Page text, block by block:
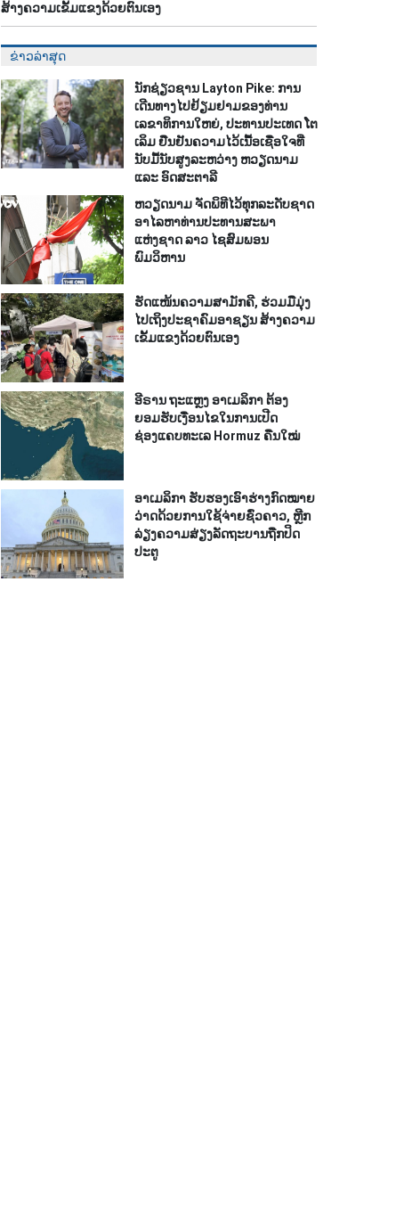
ສ້າງຄວາມເຂັ້ມແຂງດ້ວຍຕົນເອງ
ຂ່າວລ່າສຸດ
ນັກຊ່ຽວຊານ Layton Pike: ການ
ເດີນທາງໄປຢ້ຽມຢາມຂອງທ່ານ
ເລຂາທິການໃຫຍ່, ປະທານປະເທດ ໂຕ
ເລິມ ຢືນຢັນຄວາມໄວ້ເນື້ອເຊື່ອໃຈທີ່
ນັບມື້ນັບສູງລະຫວ່າງ ຫວຽດນາມ
ແລະ ອົດສະຕາລີ
ຫວຽດນາມ ຈັດພິທີໄວ້ທຸກລະດັບຊາດ
ອາໄລຫາທ່ານປະທານສະພາ
ແຫ່ງຊາດ ລາວ ໄຊສົມພອນ
ພົມວິຫານ
ຮັດແໜ້ນຄວາມສາມັກຄີ, ຮ່ວມມືມຸ່ງ
ໄປເຖິງປະຊາຄົມອາຊຽນ ສ້າງຄວາມ
ເຂັ້ມແຂງດ້ວຍຕົນເອງ
ອີຣານ ຖະແຫຼງ ອາເມລິກາ ຕ້ອງ
ຍອມຮັບເງື່ອນໄຂໃນການເປີດ
ຊ່ອງແຄບທະເລ Hormuz ຄືນໃໝ່
ອາເມລິກາ ຮັບຮອງເອົາຮ່າງກົດໝາຍ
ວ່າດດ້ວຍການໃຊ້ຈ່າຍຊົ່ວຄາວ, ຫຼີກ
ລ່ຽງຄວາມສ່ຽງລັດຖະບານຖືກປິດ
ປະຕູ